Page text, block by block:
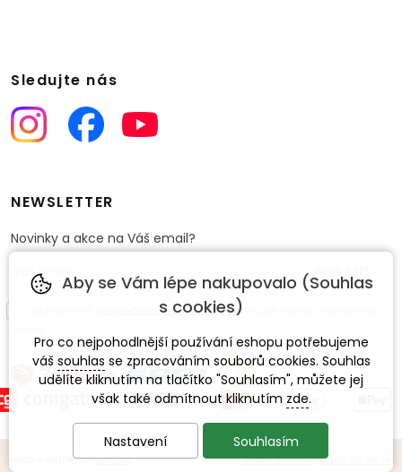
Sledujte nás
NEWSLETTER
Novinky a akce na Váš email?
zpracováním osobních údajůpro účely zasílání obchodního
❤byineShop Mapa stránek,Klasická verze
Aby se Vám lépe nakupovalo (Souhlas
s cookies)
Pro co nejpohodlnější používání eshopu potřebujeme
váš souhlas se zpracováním souborů cookies. Souhlas
udělíte kliknutím na tlačítko "Souhlasím", můžete jej
však také odmítnout kliknutím zde.
Nastavení Souhlasím